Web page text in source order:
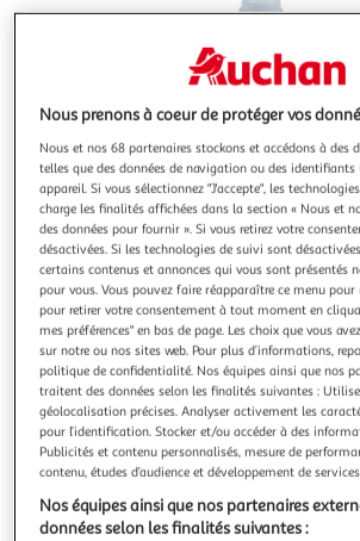
d'aide
BEBE DOUCEUR
Biberon col étroit hippocampe
Informations Techniques : Capacité : 250
Contenant : Plastique Tétine : Silicone Spécificités : Biberon
pour Bébé Incassable & Col Étroit
(nouveau-né , + de 3 mois , + de 6 mois)
d'utilisation & d'entretien Poids : 0,08 kg
Transp
En savoir +
Vous voulez connaître le prix de
Afficher le prix
Nous prenons à coeur de protéger vos
Nous et nos 68 partenaires stockons et accédons à des
telles que des données de navigation ou des identifiants
appareil. Si vous sélectionnez "J'accepte", les
charge les finalités affichées dans la section « Nous et
des données pour fournir ». Si vous retirez votre
désactivées. Si les technologies de suivi sont
certains contenus et annonces qui vous sont présentés
pour vous. Vous pouvez faire réapparaître ce menu
pour retirer votre consentement à tout moment en
mes préférences" en bas de page. Les choix que vous
sur notre ou nos sites web. Pour plus d’informations,
politique de confidentialité. Nos équipes ainsi que nos
traitent des données selon les finalités suivantes :
géolocalisation précises. Analyser activement les
pour l’identification. Stocker et/ou accéder à des
Publicités et contenu personnalisés, mesure de
contenu, études d’audience et développement de services.
Nos équipes ainsi que nos partenaires
données selon les finalités suivantes :